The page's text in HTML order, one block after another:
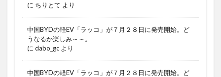
に ちりとて より
中国BYDの軽EV「ラッコ」が７月２８日に発売開始。ど
うなるか楽しみ～～。
に dabo_gc より
中国BYDの軽EV「ラッコ」が７月２８日に発売開始。ど